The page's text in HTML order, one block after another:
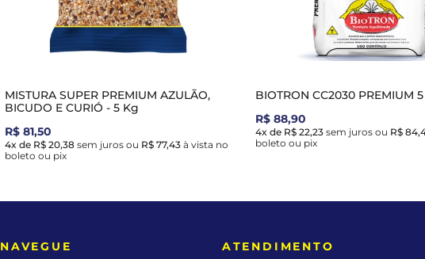
MISTURA SUPER PREMIUM AZULÃO,
BICUDO E CURIÓ - 5 Kg
R$ 81,50
4x de R$ 20,38 sem juros ou R$ 77,43 à vista no
boleto ou pix
BIOTRON CC2030 PREMIUM
R$ 88,90
4x de R$ 22,23 sem juros ou R$
boleto ou pix
NAVEGUE ATENDIMENTO